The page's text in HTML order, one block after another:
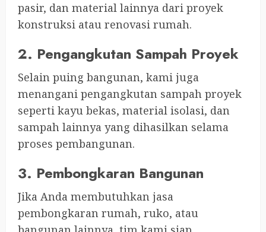
pasir, dan material lainnya dari proyek
konstruksi atau renovasi rumah.
2. Pengangkutan Sampah Proyek
Selain puing bangunan, kami juga
menangani pengangkutan sampah proyek
seperti kayu bekas, material isolasi, dan
sampah lainnya yang dihasilkan selama
proses pembangunan.
3. Pembongkaran Bangunan
Jika Anda membutuhkan jasa
pembongkaran rumah, ruko, atau